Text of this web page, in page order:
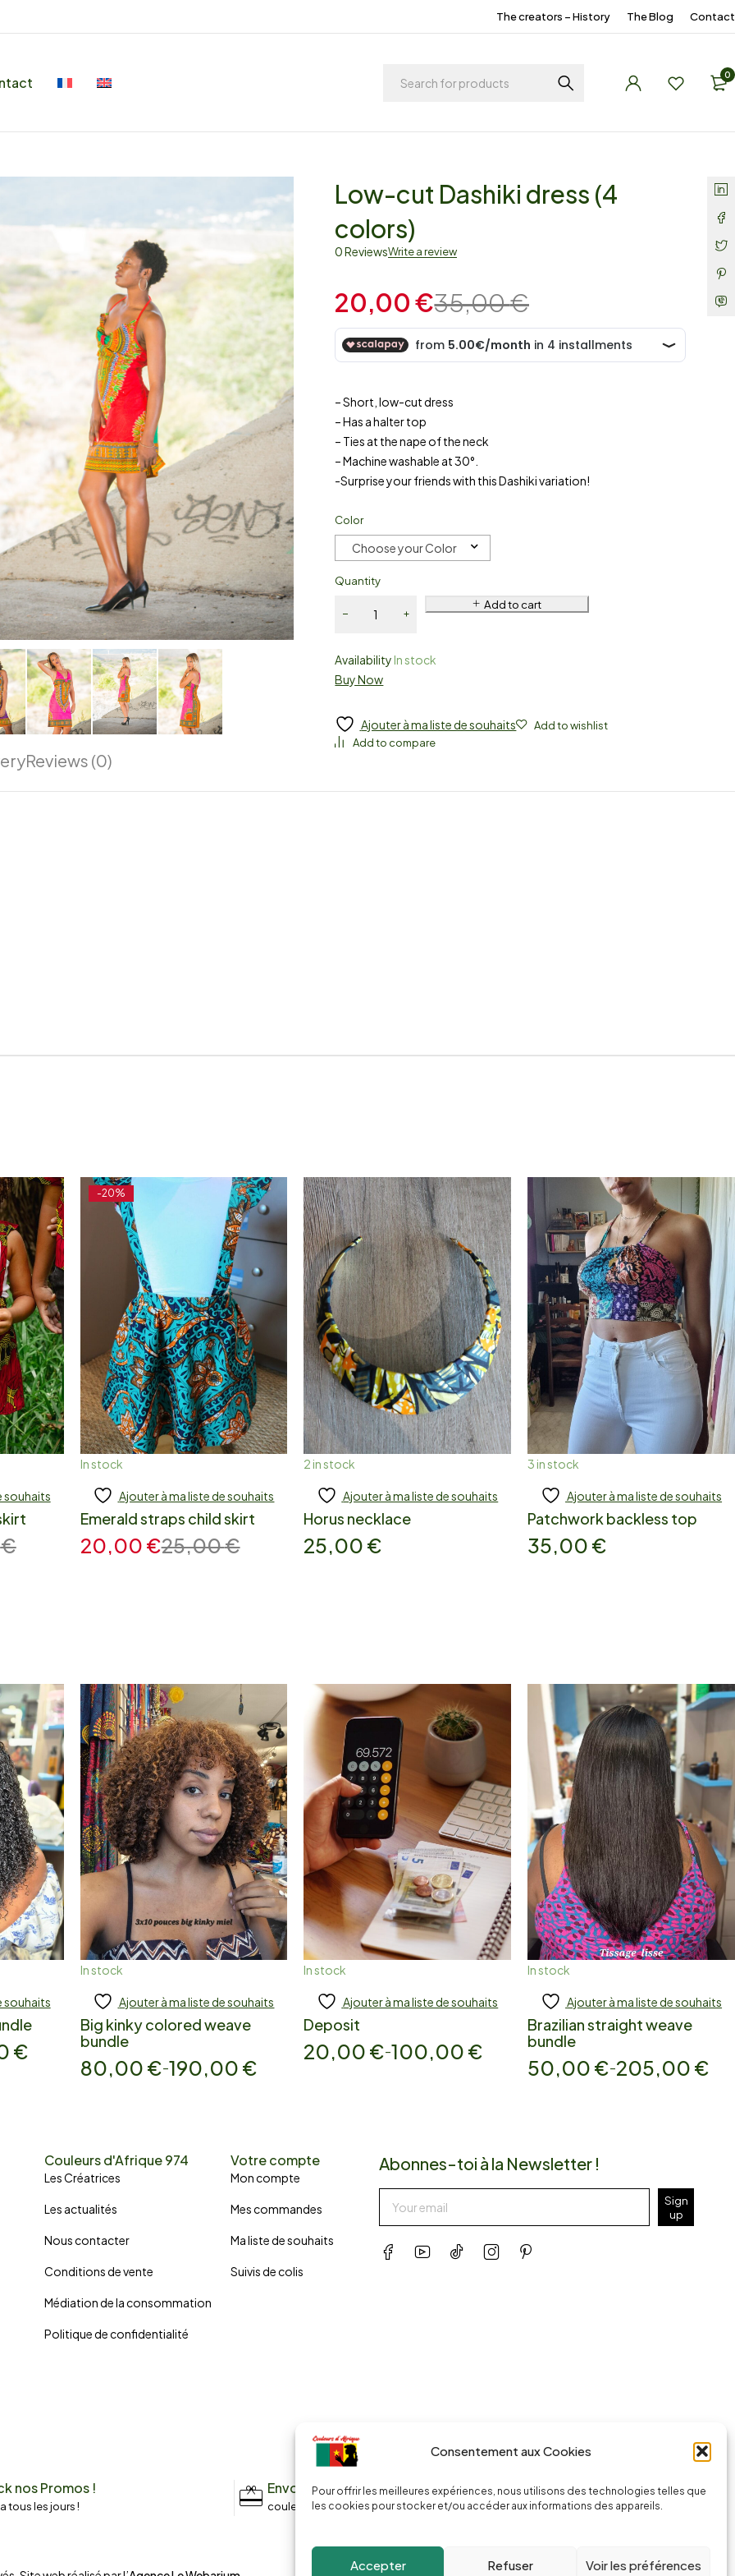
Consentement aux Cookies
Pour offrir les meilleures expériences, nous utilisons des technologies telles que
les cookies pour stocker et/ou accéder aux informations des appareils.
Accepter Refuser Voir les préférences
The creators – History The Blog Contact
0
Low-cut Dashiki dress (4
colors)
0 ReviewsWrite a review
35,00€
20,00€
– Short, low-cut dress
– Has a halter top
– Ties at the nape of the neck
– Machine washable at 30°.
-Surprise your friends with this Dashiki variation!
Color
Choose your Color
Quantity
Add to cart
AvailabilityIn stock
Buy Now
Ajouter à ma liste de souhaits
Reviews (0)
souhaits
€
-20%
In stock
Add to cart
Ajouter à ma liste de souhaits
Emerald straps child skirt
25,00€
20,00 €
2 in stock
Add to cart
Ajouter à ma liste de souhaits
Horus necklace
25,00 €
3 in stock
Add to cart
Ajouter à ma liste de souhaits
Patchwork backless top
35,00 €
souhaits
€
In stock
Add to cart
Ajouter à ma liste de souhaits
Big kinky colored weave
bundle
80,00 €–190,00 €
In stock
Add to cart
Ajouter à ma liste de souhaits
Deposit
20,00 €–100,00 €
In stock
Add to cart
Ajouter à ma liste de souhaits
Brazilian straight weave
bundle
50,00 €–205,00 €
Couleurs d'Afrique 974
Les Créatrices
Les actualités
Nous contacter
Conditions de vente
Médiation de la consommation
Politique de confidentialité
Votre compte
Mon compte
Mes commandes
Ma liste de souhaits
Suivis de colis
Abonnes-toi à la Newsletter !
Sign
up
nos Promos !
tous les jours !
Envoyez un message
couleursdafrique974.com
Appeler la boutique
(+262) 0262 43 50 38